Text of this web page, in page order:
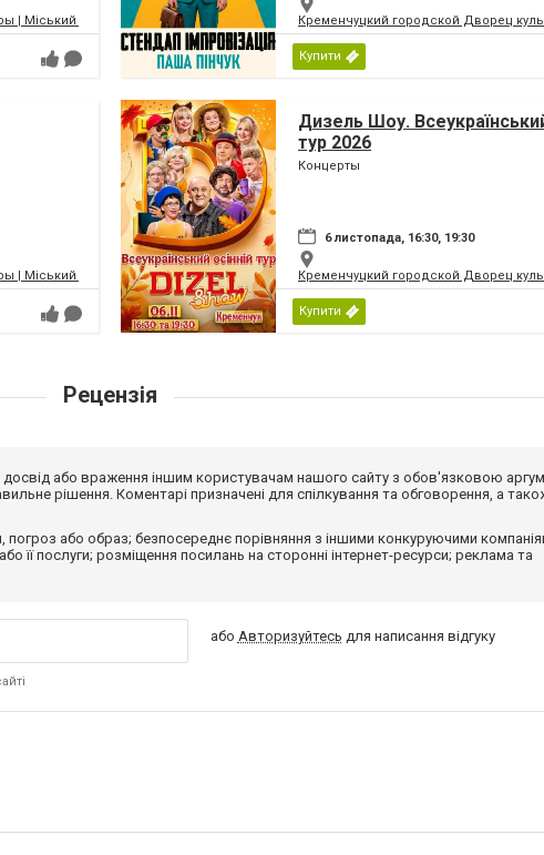
| Міський палац культури | МПК Кременчуцкий городской Дворец
Купити
| Міський палац культури | МПК
Дизель Шоу.
тур 2026
Концерты
6 листопада, 16:30, 19:30
Кременчуцкий городской Дворец
Купити
Рецензія
або враження іншим користувачам нашого сайту з обов'язковою
рішення. Коментарі призначені для спілкування та обговорення, а
погроз або образ; безпосереднє порівняння з іншими конкуруючими
її послуги; розміщення посилань на сторонні інтернет-ресурси; реклама та
або Авторизуйтесь для написання відгуку